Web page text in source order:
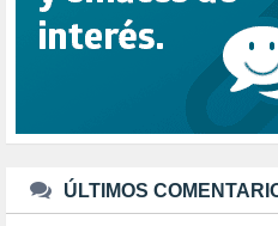
SENSIBILIZACIÓN (576)
SINDICATOS (12)
TTIP (6)
URBANISMO (1)
URBANIZACIÓN (1)
ÚLTIMOS